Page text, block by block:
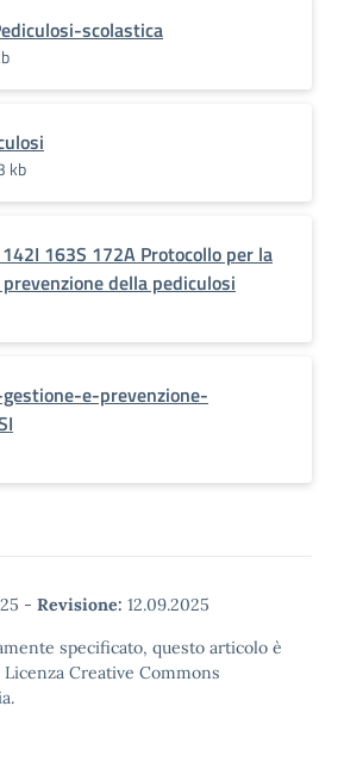
scolastica
kb
163S 172A Protocollo per la
della pediculosi
e-prevenzione-
- Revisione: 12.09.2025
specificato, questo articolo è
Creative Commons